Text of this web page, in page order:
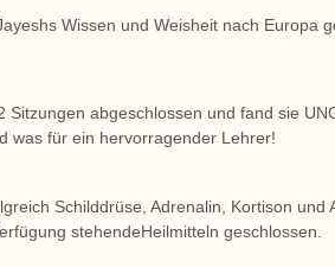
Wissen und Weisheit nach Europa
Sitzungen abgeschlossen und fand sie
was für ein hervorragender Lehrer!
Schilddrüse, Adrenalin, Kortison
stehendeHeilmitteln geschlossen.